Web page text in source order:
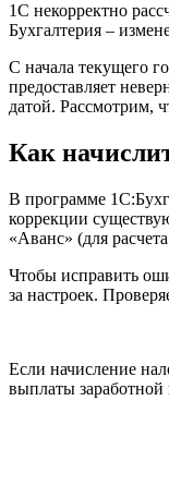
1С некорректно
Бухгалтерия –
С начала текущего
предоставляет
датой. Рассмотрим,
Как
В программе
коррекции
«Аванс» (для
Чтобы исправить
за настроек.
Если начисление
выплаты заработной